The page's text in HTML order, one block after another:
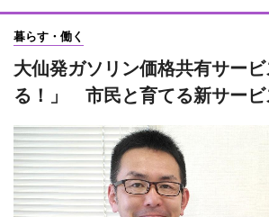
暮らす・働く
大仙発ガソリン価格共有サー
る！」 市民と育てる新サービ